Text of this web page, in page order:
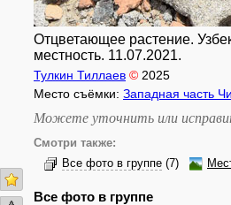
Отцветающее растение.
местность. 11.07.2021.
Тулкин Тиллаев © 2025
Место съёмки: Западная часть
Можете уточнить или
Смотри также:
Все фото в группе (7)
Все фото в группе